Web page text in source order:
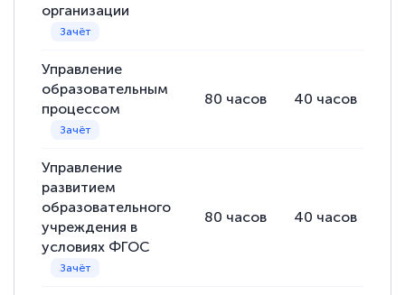
организации
Управление
образовательным
процессом
80 часов 40 часов
Управление
развитием
образовательного
учреждения в
условиях ФГОС
80 часов 40 часов